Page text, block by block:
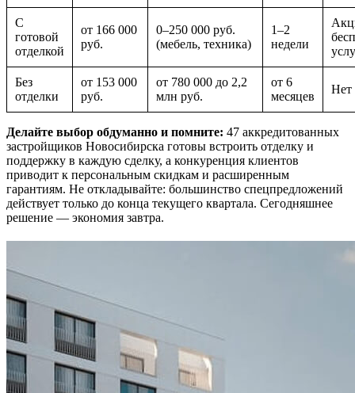
С
готовой
отделкой
от 166 000
руб.
0–250 000 руб.
(мебель, техника)
1–2
недели
Без
отделки
от 153 000
руб.
от 780 000 до 2,2
млн руб.
от 6
месяцев
Нет
Делайте выбор обдуманно и помните: 47 аккредитованных
застройщиков Новосибирска готовы встроить отделку и
поддержку в каждую сделку, а конкуренция клиентов
приводит к персональным скидкам и расширенным
гарантиям. Не откладывайте: большинство спецпредложений
действует только до конца текущего квартала. Сегодняшнее
решение — экономия завтра.